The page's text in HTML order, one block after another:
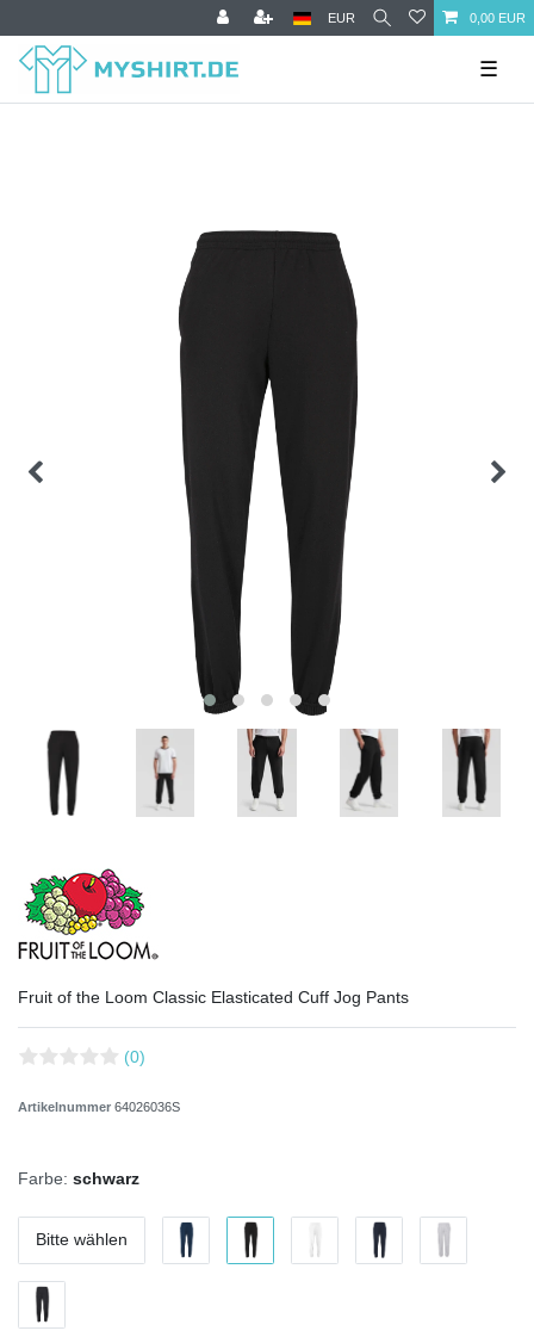
EUR 0,00 EUR
☰
Fruit of the Loom Classic Elasticated Cuff Jog Pants
(0)
Artikelnummer 64026036S
Farbe: schwarz
Bitte wählen